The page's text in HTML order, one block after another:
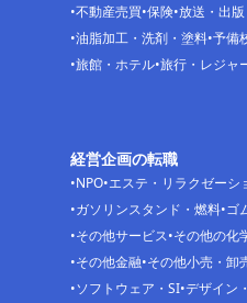
不動産売買 保険 放送・出版
油脂加工・洗剤・塗料 予備
旅館・ホテル 旅行・レジャ
経営企画の転職
NPO エステ・リラクゼーシ
ガソリンスタンド・燃料 ゴ
その他サービス その他の化
その他金融 その他小売・卸
ソフトウェア・SI デザイン